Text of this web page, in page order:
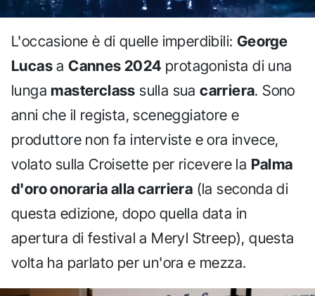
L'occasione è di quelle imperdibili: George
Lucas aCannes 2024 protagonista di una
lunga masterclass sulla suacarriera. Sono
anni che il regista, sceneggiatore e
produttore non fa interviste e ora invece,
volato sulla Croisette per ricevere la Palma
d'oro onoraria alla carriera (la seconda di
questa edizione, dopo quella data in
apertura di festival a Meryl Streep), questa
volta ha parlato per un'ora e mezza.